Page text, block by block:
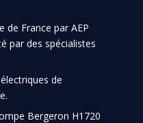
de France par AEP
par des spécialistes
de
Bergeron H1720